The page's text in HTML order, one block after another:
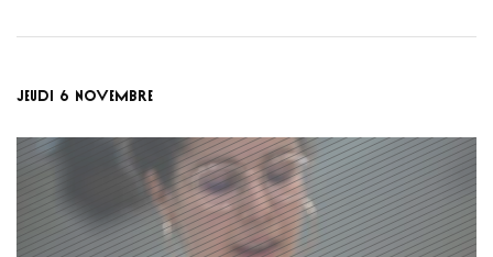
JEUDI 6 NOVEMBRE